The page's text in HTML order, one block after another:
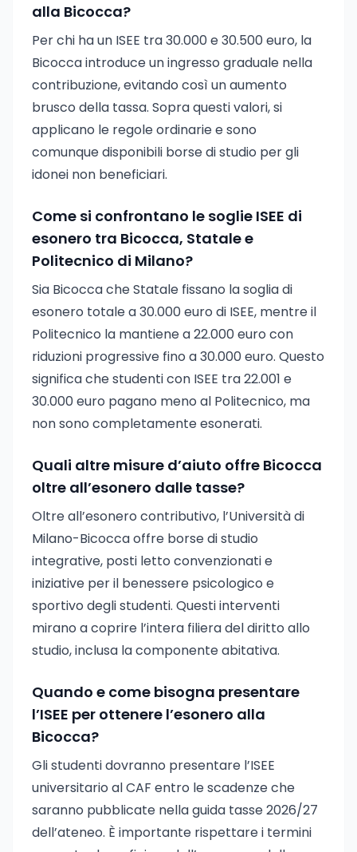
alla Bicocca?
Per chi ha un ISEE tra 30.000 e 30.500 euro, la
Bicocca introduce un ingresso graduale nella
contribuzione, evitando così un aumento
brusco della tassa. Sopra questi valori, si
applicano le regole ordinarie e sono
comunque disponibili borse di studio per gli
idonei non beneficiari.
Come si confrontano le soglie ISEE di
esonero tra Bicocca, Statale e
Politecnico di Milano?
Sia Bicocca che Statale fissano la soglia di
esonero totale a 30.000 euro di ISEE, mentre il
Politecnico la mantiene a 22.000 euro con
riduzioni progressive fino a 30.000 euro. Questo
significa che studenti con ISEE tra 22.001 e
30.000 euro pagano meno al Politecnico, ma
non sono completamente esonerati.
Quali altre misure d’aiuto offre Bicocca
oltre all’esonero dalle tasse?
Oltre all’esonero contributivo, l’Università di
Milano-Bicocca offre borse di studio
integrative, posti letto convenzionati e
iniziative per il benessere psicologico e
sportivo degli studenti. Questi interventi
mirano a coprire l’intera filiera del diritto allo
studio, inclusa la componente abitativa.
Quando e come bisogna presentare
l’ISEE per ottenere l’esonero alla
Bicocca?
Gli studenti dovranno presentare l’ISEE
universitario al CAF entro le scadenze che
saranno pubblicate nella guida tasse 2026/27
dell’ateneo. È importante rispettare i termini